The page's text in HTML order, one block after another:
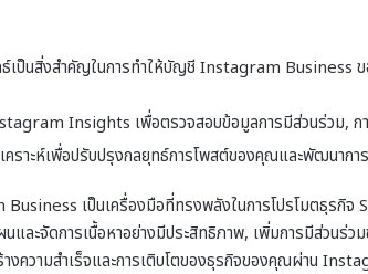
ธ์เป็นสิ่งสำคัญในการทำให้บัญชี Instagram Business
Insights เพื่อตรวจสอบข้อมูลการมีส่วนร่วม, ก
คราะห์เพื่อปรับปรุงกลยุทธ์การโพสต์ของคุณและพัฒนาก
เป็นเครื่องมือที่ทรงพลังในการโปรโมตธุรกิจ
และจัดการเนื้อหาอย่างมีประสิทธิภาพ, เพิ่มการมีส่วนร่
งความสำเร็จและการเติบโตของธุรกิจของคุณผ่าน